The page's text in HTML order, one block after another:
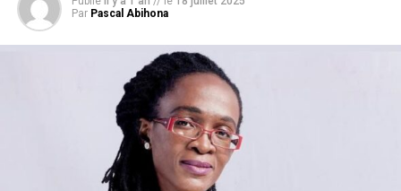
Par Pascal Abihona